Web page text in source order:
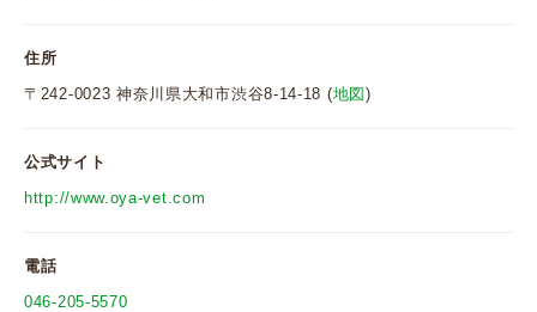
住所
〒242-0023 神奈川県大和市渋谷8-14-18 (地図)
公式サイト
http://www.oya-vet.com
電話
046-205-5570